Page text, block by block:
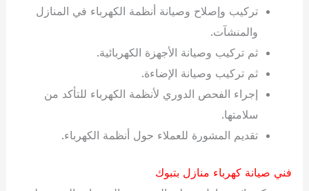
تركيب وإصلاح وصيانة أنظمة الكهرباء في المنازل
والمنشآت.
ثم تركيب وصيانة الأجهزة الكهربائية.
ثم تركيب وصيانة الإضاءة.
إجراء الفحص الدوري لأنظمة الكهرباء للتأكد من
سلامتها.
تقديم المشورة للعملاء حول أنظمة الكهرباء.
فني صيانة كهرباء منازل بتبوك